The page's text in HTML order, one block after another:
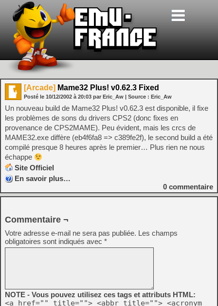
[Arcade] Mame32 Plus! v0.62.3 Fixed
Posté le 10/12/2002 à 20:03 par Eric_Aw | Source : Eric_Aw
Un nouveau build de Mame32 Plus! v0.62.3 est disponible, il fixe
les problèmes de sons du drivers CPS2 (donc fixes en
provenance de CPS2MAME). Peu évident, mais les crcs de
MAME32.exe diffère (eb4f6fa8 => c389fe2f), le second build a été
compilé presque 8 heures après le premier… Plus rien ne nous
échappe
Site Officiel
En savoir plus…
0 commentaire
Commentaire ¬
Votre adresse e-mail ne sera pas publiée. Les champs
obligatoires sont indiqués avec *
NOTE - Vous pouvez utilisez ces tags et attributs HTML:
<a href="" title=""> <abbr title=""> <acronym